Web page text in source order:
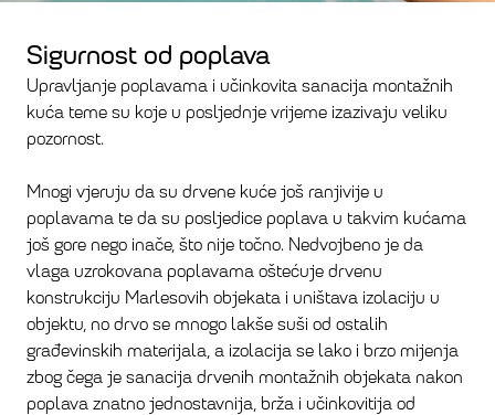
Sigurnost od poplava
Upravljanje poplavama i učinkovita sanacija montažnih
kuća teme su koje u posljednje vrijeme izazivaju veliku
pozornost.
Mnogi vjeruju da su drvene kuće još ranjivije u
poplavama te da su posljedice poplava u takvim kućama
još gore nego inače, što nije točno. Nedvojbeno je da
vlaga uzrokovana poplavama oštećuje drvenu
konstrukciju Marlesovih objekata i uništava izolaciju u
objektu, no drvo se mnogo lakše suši od ostalih
građevinskih materijala, a izolacija se lako i brzo mijenja
zbog čega je sanacija drvenih montažnih objekata nakon
poplava znatno jednostavnija, brža i učinkovitija od